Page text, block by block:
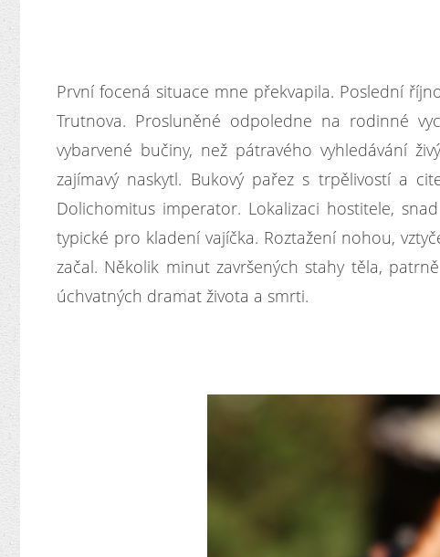
První focená situace mne překvapila. Poslední
Trutnova. Prosluněné odpoledne na rodinné
vybarvené bučiny, než pátravého vyhledávání
zajímavý naskytl. Bukový pařez s trpělivostí a
Dolichomitus imperator. Lokalizaci hostitele,
typické pro kladení vajíčka. Roztažení nohou,
začal. Několik minut završených stahy těla,
úchvatných dramat života a smrti.